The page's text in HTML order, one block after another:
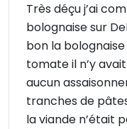
Très déçu j’ai
bolognaise sur
bon la
tomate il n’y
aucun
tranches de
la viande n’était